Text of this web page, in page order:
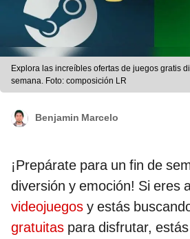
Explora las increíbles ofertas de juegos gratis
semana. Foto: composición LR
Benjamin Marcelo
¡Prepárate para un fin de
diversión y emoción! Si eres
videojuegos y estás
gratuitas para disfrutar,